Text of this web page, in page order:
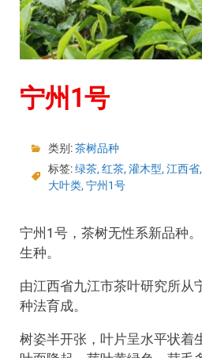
宁州1号
类别:茶树品种
标签:绿茶, 红茶, 灌木型, 江西省,
大叶类, 宁州1号
宁州1号，茶树无性系新品种
生种。
由江西省九江市茶叶研究所从
种法育成。
树姿半开张，叶片呈水平状着